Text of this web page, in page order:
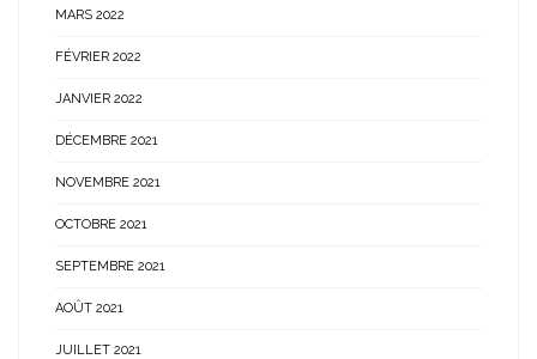
MARS 2022
FÉVRIER 2022
JANVIER 2022
DÉCEMBRE 2021
NOVEMBRE 2021
OCTOBRE 2021
SEPTEMBRE 2021
AOÛT 2021
JUILLET 2021